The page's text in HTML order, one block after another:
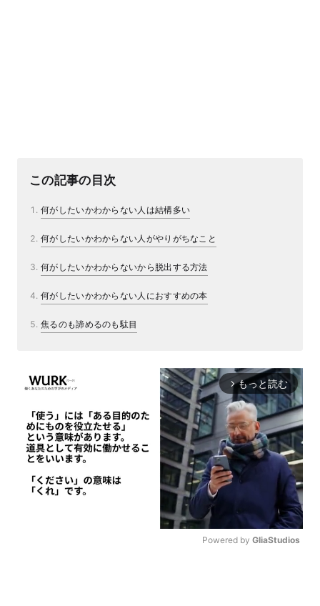
この記事の目次
何がしたいかわからない人は結構多い
何がしたいかわからない人がやりがちなこと
何がしたいかわからないから脱出する方法
何がしたいかわからない人におすすめの本
焦るのも諦めるのも駄目
arrow_forward_ios もっと読む
Powered by GliaStudios